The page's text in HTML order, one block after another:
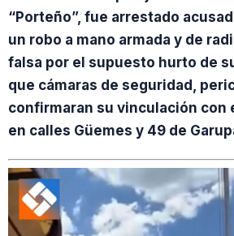
“Porteño”, fue arrestado
un robo a mano armada y de
falsa por el supuesto hurto de
que cámaras de seguridad,
confirmaran su vinculación con
en calles Güemes y 49 de